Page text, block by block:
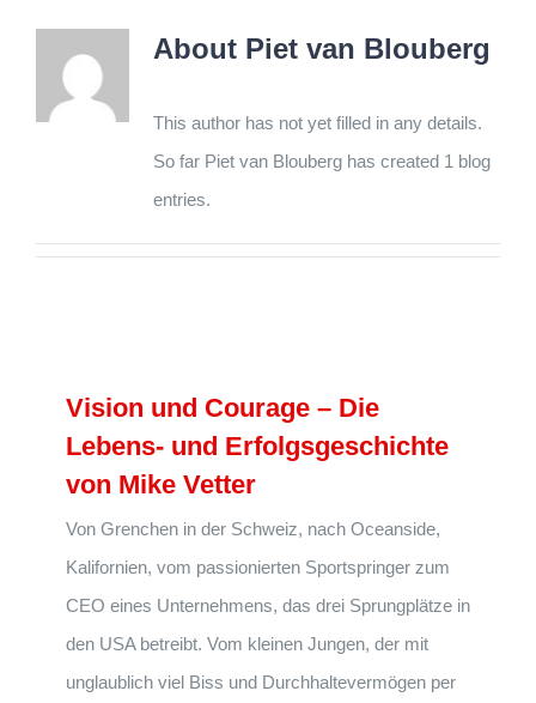
About Piet van Blouberg
This author has not yet filled in any details.
So far Piet van Blouberg has created 1 blog
entries.
Vision und Courage – Die
Lebens- und Erfolgsgeschichte
von Mike Vetter
Von Grenchen in der Schweiz, nach Oceanside,
Kalifornien, vom passionierten Sportspringer zum
CEO eines Unternehmens, das drei Sprungplätze in
den USA betreibt. Vom kleinen Jungen, der mit
unglaublich viel Biss und Durchhaltevermögen per